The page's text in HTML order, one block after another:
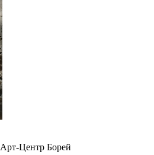
Арт-Центр Борей